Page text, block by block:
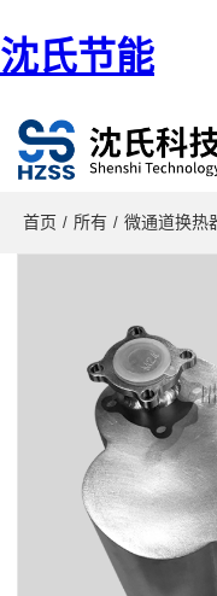
沈氏节能
首页 / 所有 / 微通道换热